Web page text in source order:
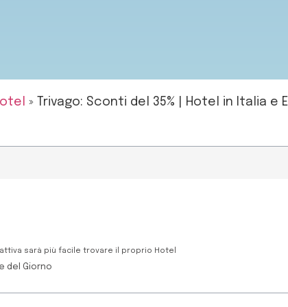
» Trivago: Sconti del 35% | Hotel in Italia e
sarà più facile trovare il proprio Hotel
del Giorno